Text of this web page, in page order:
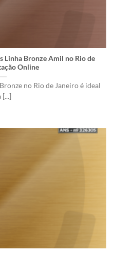
Linha Bronze Amil no Rio de
Online
no Rio de Janeiro é ideal
[...]